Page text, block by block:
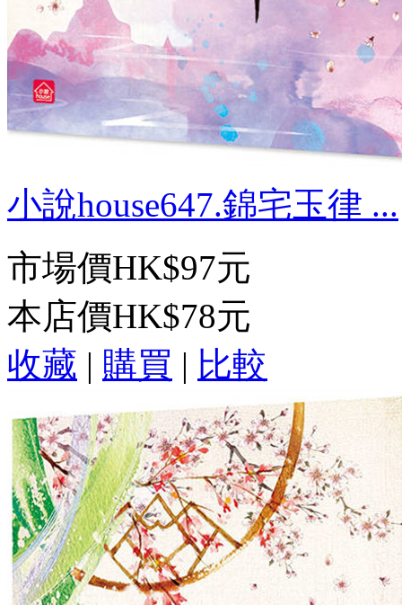
小說house647.錦宅玉律 ...
市場價HK$97元
本店價HK$78元
收藏 | 購買 | 比較